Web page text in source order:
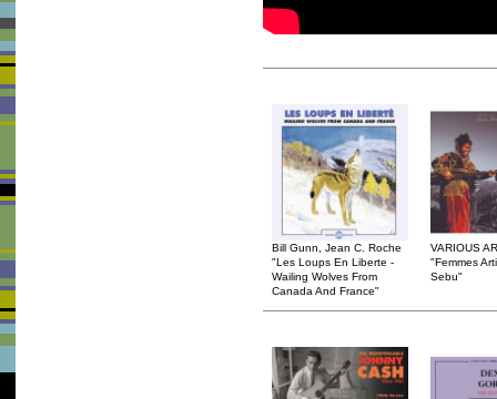
Bill Gunn, Jean C. Roche
"Les Loups En Liberte -
Wailing Wolves From
Canada And France"
VARIOUS
"Femmes
Sebu"